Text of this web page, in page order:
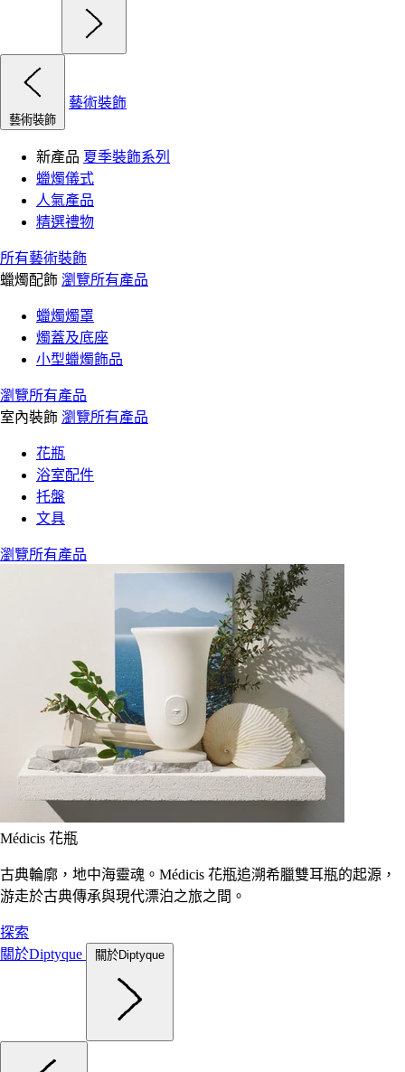
藝術裝飾
藝術裝飾
新產品 夏季裝飾系列
蠟燭儀式
人氣產品
精選禮物
所有藝術裝飾
蠟燭配飾 瀏覽所有產品
蠟燭燭罩
燭蓋及底座
小型蠟燭飾品
瀏覽所有產品
室內裝飾 瀏覽所有產品
花瓶
浴室配件
托盤
文具
瀏覽所有產品
Médicis 花瓶
古典輪廓，地中海靈魂。Médicis 花瓶追溯希臘雙耳瓶的起源，
游走於古典傳承與現代漂泊之旅之間。
探索
關於Diptyque
關於Diptyque